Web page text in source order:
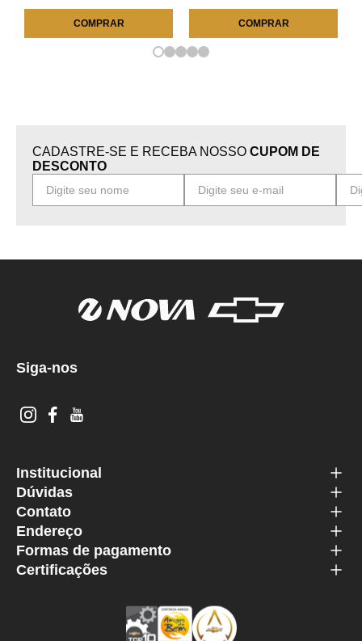
COMPRAR COMPRAR
CADASTRE-SE E RECEBA NOSSO CUPOM DE
DESCONTO
Siga-nos
Institucional
Dúvidas
Contato
Endereço
Formas de pagamento
Certificações